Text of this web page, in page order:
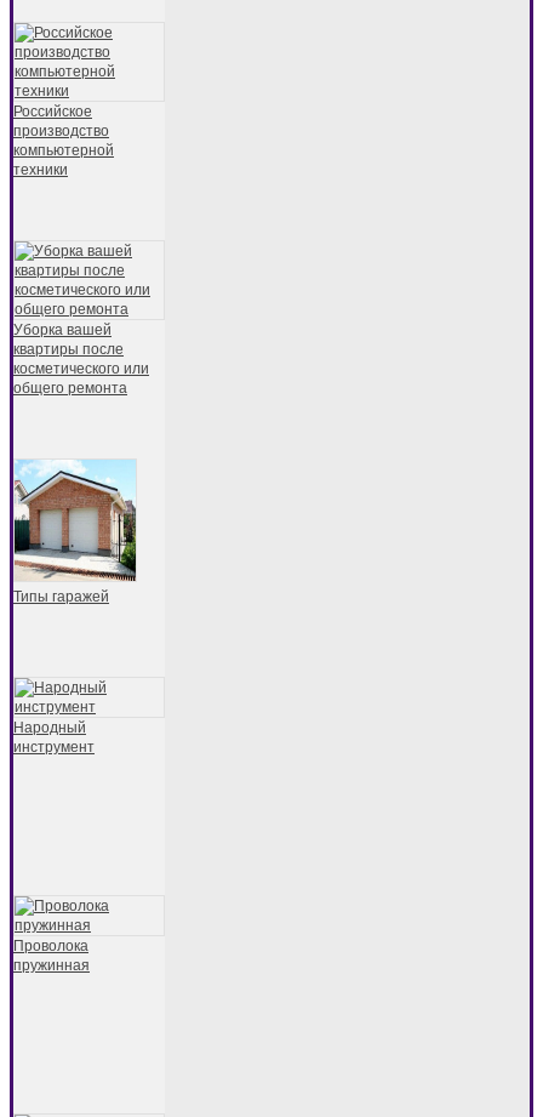
Российское
производство
компьютерной
техники
Уборка вашей
квартиры после
косметического или
общего ремонта
Типы гаражей
Народный
инструмент
Проволока
пружинная